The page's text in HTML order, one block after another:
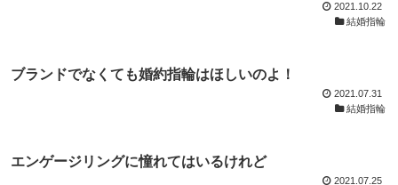
2021.10.22
結婚指輪
ブランドでなくても婚約指輪はほしいのよ！
2021.07.31
結婚指輪
エンゲージリングに憧れてはいるけれど
2021.07.25